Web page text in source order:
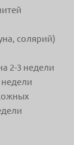
солярий)
2-3 недели
недели